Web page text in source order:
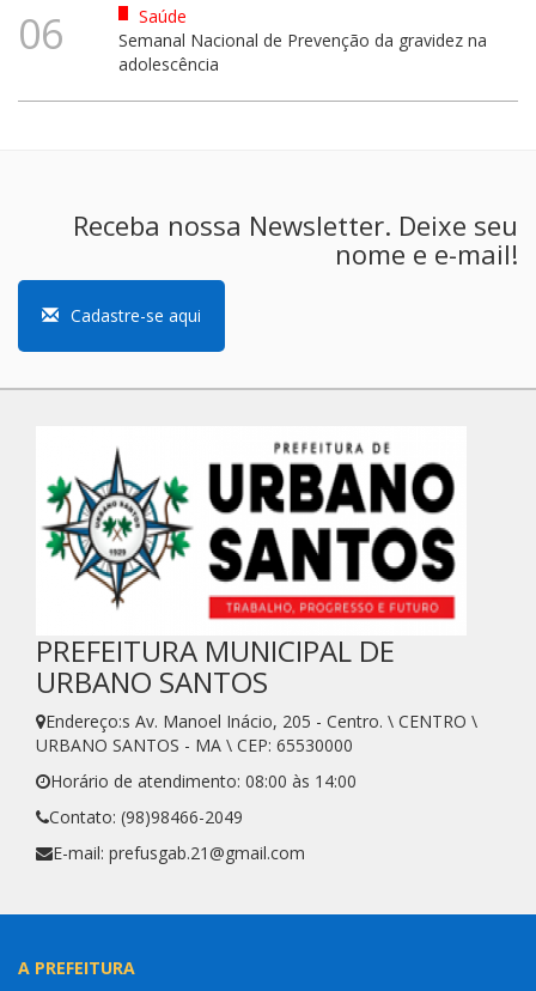
06
Saúde
Semanal Nacional de Prevenção da gravidez na
adolescência
Receba nossa Newsletter. Deixe seu
nome e e-mail!
Cadastre-se aqui
PREFEITURA MUNICIPAL DE
URBANO SANTOS
Endereço:s Av. Manoel Inácio, 205 - Centro. \ CENTRO \
URBANO SANTOS - MA \ CEP: 65530000
Horário de atendimento: 08:00 às 14:00
Contato: (98)98466-2049
E-mail: prefusgab.21@gmail.com
A PREFEITURA